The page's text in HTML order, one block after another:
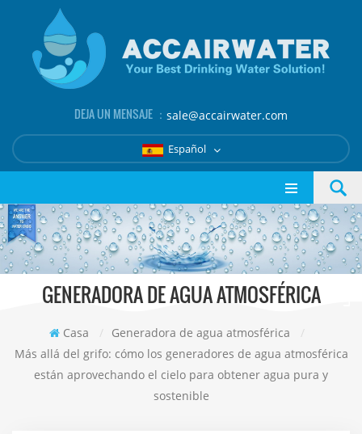
DEJA UN MENSAJE ： sale@accairwater.com
Español
GENERADORA DE AGUA ATMOSFÉRICA
Casa / Generadora de agua atmosférica
/
Más allá del grifo: cómo los generadores de agua atmosférica
están aprovechando el cielo para obtener agua pura y
sostenible